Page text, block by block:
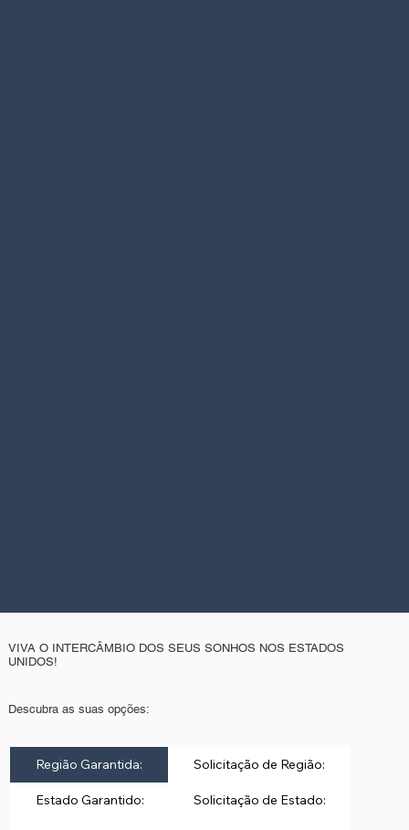
VIVA O INTERCÂMBIO DOS SEUS SONHOS NOS ESTADOS
UNIDOS!
Descubra as suas opções:
Região Garantida: Solicitação de Região:
Estado Garantido: Solicitação de Estado: